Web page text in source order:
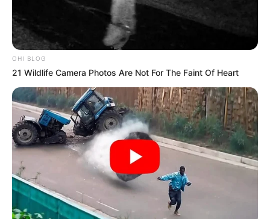
É a CONACS fortalecendo suas bases.
A união faz a força!
VEJA TAMBÉM :
OHI BLOG
21 Wildlife Camera Photos Are Not For The Faint Of Heart